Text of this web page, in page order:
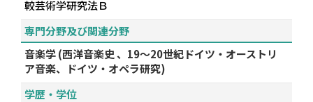
較芸術学研究法Ｂ
専門分野及び関連分野
音楽学 (西洋音楽史 、19〜20世紀ドイツ・オーストリ
ア音楽、ドイツ・オペラ研究)
学歴・学位